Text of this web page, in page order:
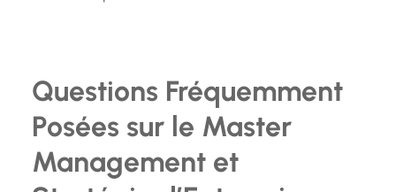
Questions Fréquemment
Posées sur le Master
Management et